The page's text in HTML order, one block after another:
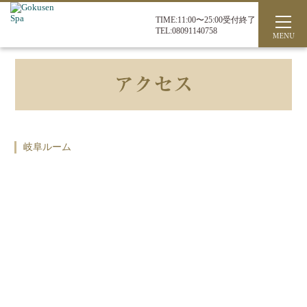
TIME:11:00〜25:00受付終了
TEL:08091140758
岐阜ルーム